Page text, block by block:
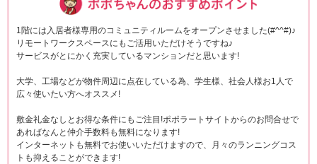
1階には入居者様専用のコミュニティルームをオープンさせました(#^^#)♪
リモートワークスペースにもご活用いただけそうですね♪
サービスがとにかく充実しているマンションだと思います!
大学、工場などが物件周辺に点在している為、学生様、社会人様お1人で
広々使いたい方へオススメ!
敷金礼金なしとお得な条件にもご注目!ポポラートサイトからのお問合せで
あればなんと仲介手数料も無料になります!
インターネットも無料でお使いいただけますので、月々のランニングコス
トも抑えることができます!